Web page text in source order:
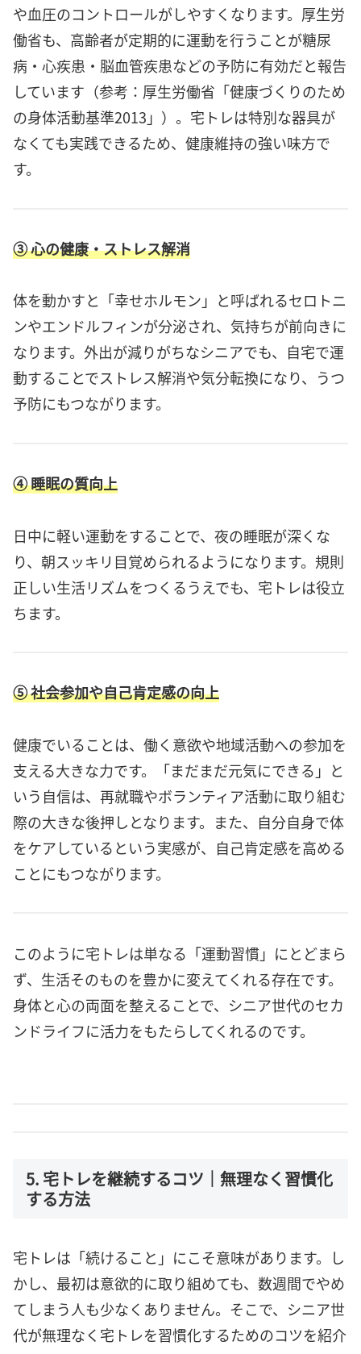
や血圧のコントロールがしやすくなります。厚生労
働省も、高齢者が定期的に運動を行うことが糖尿
病・心疾患・脳血管疾患などの予防に有効だと報告
しています（参考：厚生労働省「健康づくりのため
の身体活動基準2013」）。宅トレは特別な器具が
なくても実践できるため、健康維持の強い味方で
す。
③ 心の健康・ストレス解消
体を動かすと「幸せホルモン」と呼ばれるセロトニ
ンやエンドルフィンが分泌され、気持ちが前向きに
なります。外出が減りがちなシニアでも、自宅で運
動することでストレス解消や気分転換になり、うつ
予防にもつながります。
④ 睡眠の質向上
日中に軽い運動をすることで、夜の睡眠が深くな
り、朝スッキリ目覚められるようになります。規則
正しい生活リズムをつくるうえでも、宅トレは役立
ちます。
⑤ 社会参加や自己肯定感の向上
健康でいることは、働く意欲や地域活動への参加を
支える大きな力です。「まだまだ元気にできる」と
いう自信は、再就職やボランティア活動に取り組む
際の大きな後押しとなります。また、自分自身で体
をケアしているという実感が、自己肯定感を高める
ことにもつながります。
このように宅トレは単なる「運動習慣」にとどまら
ず、生活そのものを豊かに変えてくれる存在です。
身体と心の両面を整えることで、シニア世代のセカ
ンドライフに活力をもたらしてくれるのです。
5. 宅トレを継続するコツ｜無理なく習慣化
する方法
宅トレは「続けること」にこそ意味があります。し
かし、最初は意欲的に取り組めても、数週間でやめ
てしまう人も少なくありません。そこで、シニア世
代が無理なく宅トレを習慣化するためのコツを紹介